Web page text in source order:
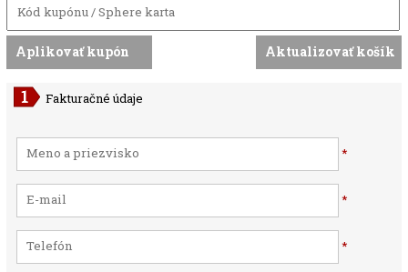
Fakturačné údaje
*
*
*